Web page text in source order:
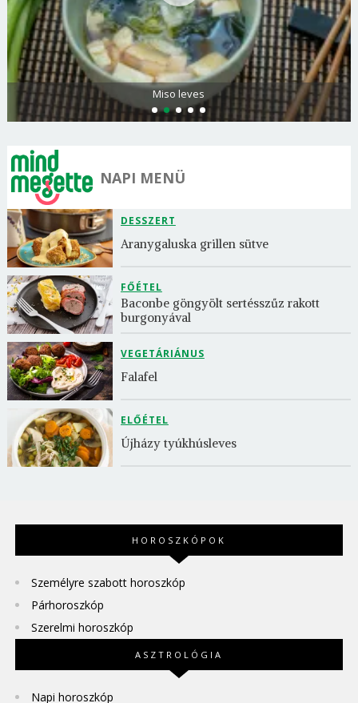
Miso leves
NAPI MENÜ
DESSZERT
Aranygaluska grillen sütve
FŐÉTEL
Baconbe göngyölt sertésszűz rakott
burgonyával
VEGETÁRIÁNUS
Falafel
ELŐÉTEL
Újházy tyúkhúsleves
HOROSZKÓPOK
Személyre szabott horoszkóp
Párhoroszkóp
Szerelmi horoszkóp
ASZTROLÓGIA
Napi horoszkóp